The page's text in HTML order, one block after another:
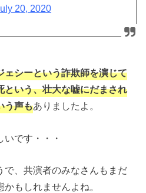
20, 2020
ェシーという詐欺師を演じて
という、壮大な嘘にだまされ
う声もありましたよ。
です・・・
で、共演者のみなさんもまだ
もしれませんよね。